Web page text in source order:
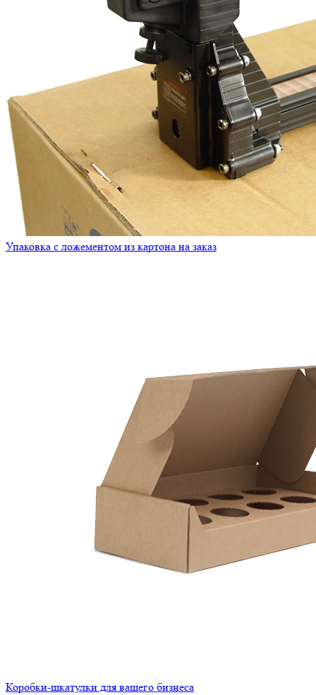
Упаковка с ложементом из картона на заказ
Коробки-шкатулки для вашего бизнеса